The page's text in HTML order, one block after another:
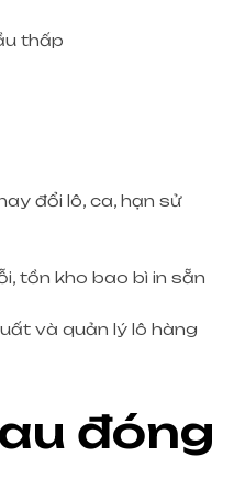
thấp
đổi lô, ca, hạn sử
tồn kho bao bì in sẵn
và quản lý lô hàng
đóng